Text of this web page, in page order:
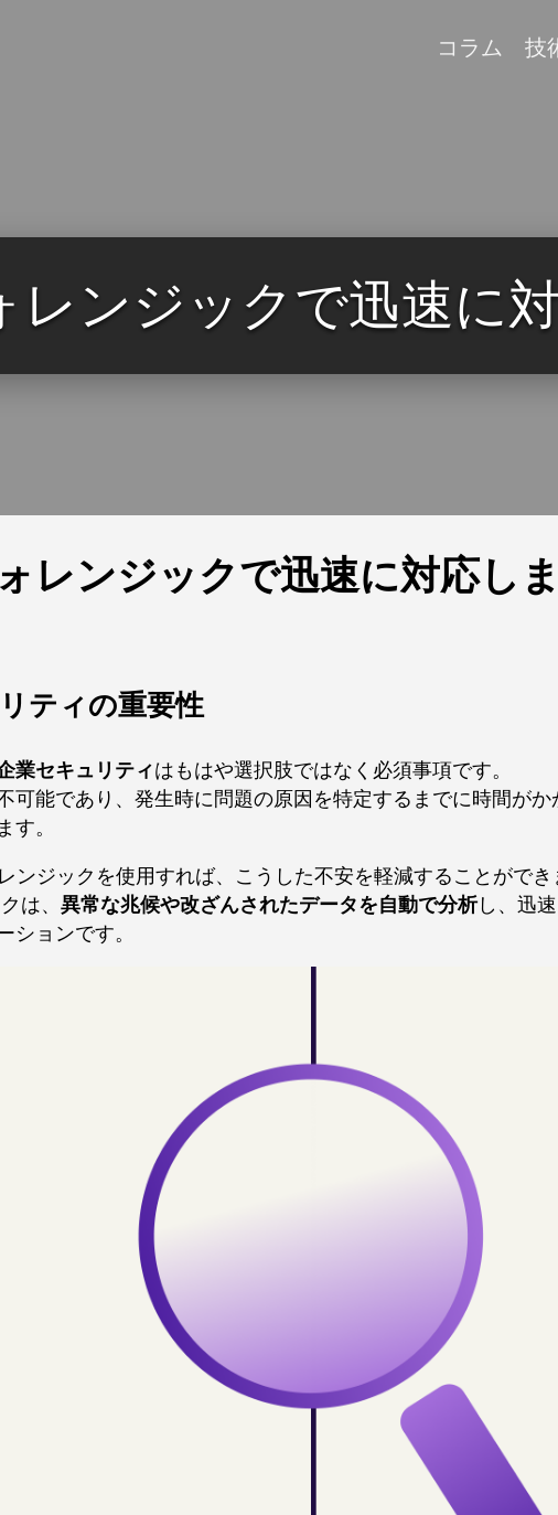
コラム 技
レンジックで迅速に
レンジックで迅速に対応し
ティの重要性
業セキュリティはもはや選択肢ではなく必須事項です。
可能であり、発生時に問題の原因を特定するまでに時間が
す。
ンジック を使用すれば、こうした不安を軽減することができ
は、 異常な兆候や改ざんされたデータを自動で分析し、迅
ションです。